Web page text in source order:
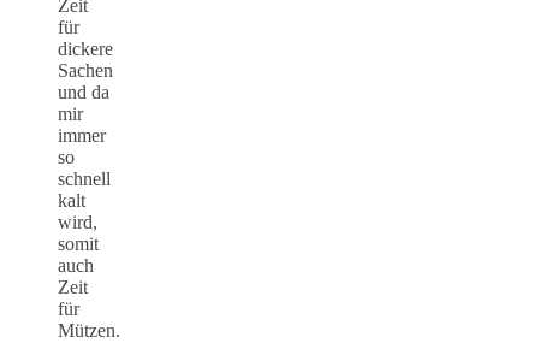
Zeit
für
dickere
Sachen
und da
mir
immer
so
schnell
kalt
wird,
somit
auch
Zeit
für
Mützen.